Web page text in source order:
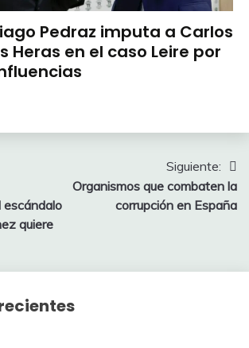
Pedraz imputa a Carlos
Heras en el caso Leire por
escándalo
quiere
Siguiente:
Organismos que combaten la
corrupción en España